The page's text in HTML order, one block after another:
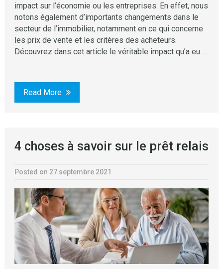
impact sur l’économie ou les entreprises. En effet, nous
notons également d’importants changements dans le
secteur de l’immobilier, notamment en ce qui concerne
les prix de vente et les critères des acheteurs.
Découvrez dans cet article le véritable impact qu’a eu …
Read More
4 choses à savoir sur le prêt relais
Posted on 27 septembre 2021